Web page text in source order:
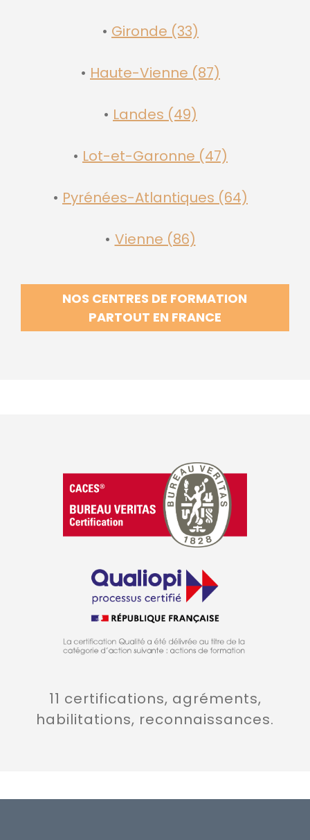
Gironde (33)
Haute-Vienne (87)
Landes (49)
Lot-et-Garonne (47)
Pyrénées-Atlantiques (64)
Vienne (86)
NOS CENTRES DE FORMATION
PARTOUT EN FRANCE
11 certifications, agréments,
habilitations, reconnaissances.